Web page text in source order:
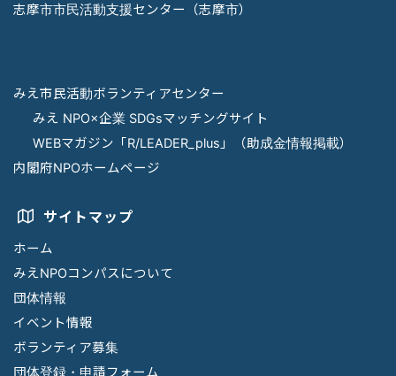
志摩市市民活動支援センター（志摩市）
みえ市民活動ボランティアセンター
みえ NPO×企業 SDGsマッチングサイト
WEBマガジン「R/LEADER_plus」（助成金情報掲載）
内閣府NPOホームページ
サイトマップ
ホーム
みえNPOコンパスについて
団体情報
イベント情報
ボランティア募集
団体登録・申請フォーム